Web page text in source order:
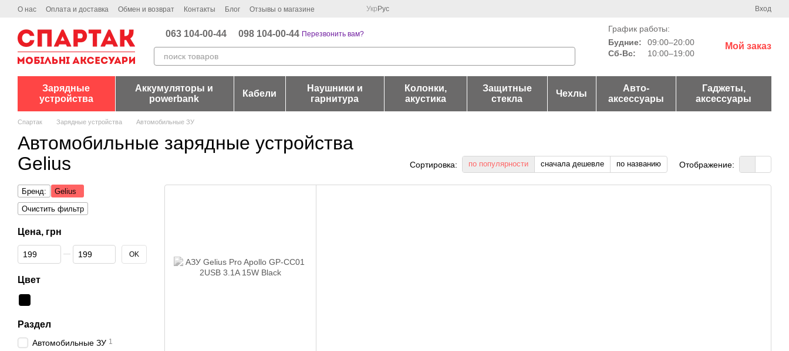
Перейти к основному контенту
О нас Оплата и доставка Обмен и возврат Контакты Блог Отзывы о магазине Укр Рус Вход
063 104-00-44 098 104-00-44 Перезвонить вам?
График работы:
Будние:
09:00–20:00
Сб-Вс:
10:00–19:00
Мой заказ
Зарядные
устройства
Аккумуляторы и
powerbank
Кабели
Наушники и
гарнитура
Колонки,
акустика
Защитные
стекла
Чехлы
Авто-
аксессуары
Гаджеты,
аксессуары
Спартак Зарядные устройства Автомобильные ЗУ
Автомобильные зарядные устройства
Gelius
Сортировка: по популярности сначала дешевле по названию Отображение:
Бренд:
Gelius
Очистить фильтр
Цена, грн
От Цена, грн
До Цена, грн OK
Цвет
Раздел
Автомобильные ЗУ 1